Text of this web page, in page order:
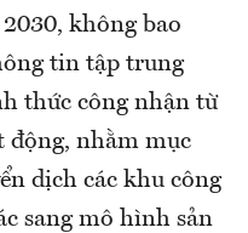
không bao
tin tập trung
thức công nhận từ
động, nhằm mục
dịch các khu công
sang mô hình sản